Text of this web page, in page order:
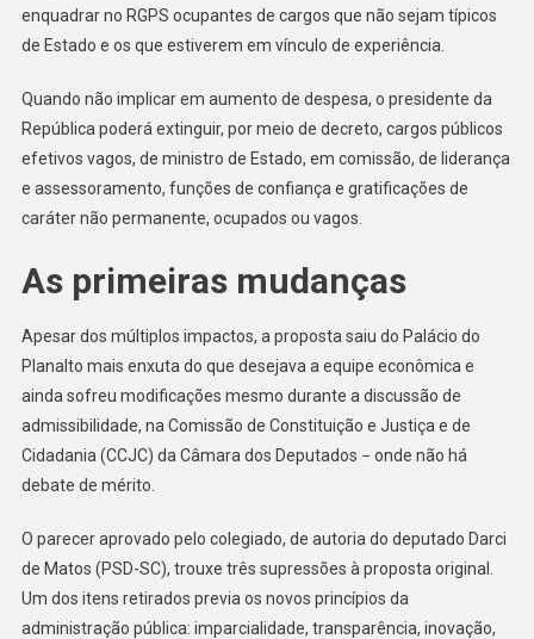
enquadrar no RGPS ocupantes de cargos que não sejam típicos
de Estado e os que estiverem em vínculo de experiência.
Quando não implicar em aumento de despesa, o presidente da
República poderá extinguir, por meio de decreto, cargos públicos
efetivos vagos, de ministro de Estado, em comissão, de liderança
e assessoramento, funções de confiança e gratificações de
caráter não permanente, ocupados ou vagos.
As primeiras mudanças
Apesar dos múltiplos impactos, a proposta saiu do Palácio do
Planalto mais enxuta do que desejava a equipe econômica e
ainda sofreu modificações mesmo durante a discussão de
admissibilidade, na Comissão de Constituição e Justiça e de
Cidadania (CCJC) da Câmara dos Deputados − onde não há
debate de mérito.
O parecer aprovado pelo colegiado, de autoria do deputado Darci
de Matos (PSD-SC), trouxe três supressões à proposta original.
Um dos itens retirados previa os novos princípios da
administração pública: imparcialidade, transparência, inovação,